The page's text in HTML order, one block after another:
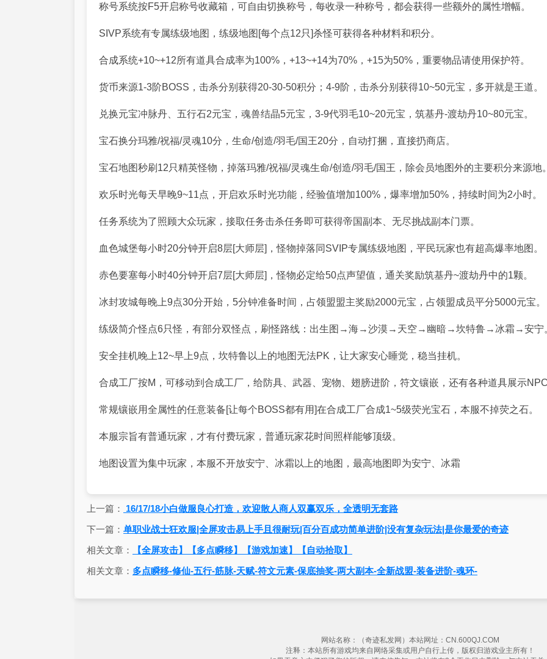
称号系统按F5开启称号收藏箱，可自由切换称号，每收录一种称号，都会获得一些额外的属性增幅。
SIVP系统有专属练级地图，练级地图[每个点12只]杀怪可获得各种材料和积分。
合成系统+10~+12所有道具合成率为100%，+13~+14为70%，+15为50%，重要物品请使用保护符。
货币来源1-3阶BOSS，击杀分别获得20-30-50积分；4-9阶，击杀分别获得10~50元宝，多开就是王道。
兑换元宝冲脉丹、五行石2元宝，魂兽结晶5元宝，3-9代羽毛10~20元宝，筑基丹-渡劫丹10~80元宝。
宝石换分玛雅/祝福/灵魂10分，生命/创造/羽毛/国王20分，自动打捆，直接扔商店。
宝石地图秒刷12只精英怪物，掉落玛雅/祝福/灵魂生命/创造/羽毛/国王，除会员地图外的主要积分来源地。
欢乐时光每天早晚9~11点，开启欢乐时光功能，经验值增加100%，爆率增加50%，持续时间为2小时。
任务系统为了照顾大众玩家，接取任务击杀任务即可获得帝国副本、无尽挑战副本门票。
血色城堡每小时20分钟开启8层[大师层]，怪物掉落同SVIP专属练级地图，平民玩家也有超高爆率地图。
赤色要塞每小时40分钟开启7层[大师层]，怪物必定给50点声望值，通关奖励筑基丹~渡劫丹中的1颗。
冰封攻城每晚上9点30分开始，5分钟准备时间，占领盟盟主奖励2000元宝，占领盟成员平分5000元宝。
练级简介怪点6只怪，有部分双怪点，刷怪路线：出生图→海→沙漠→天空→幽暗→坎特鲁→冰霜→安宁
安全挂机晚上12~早上9点，坎特鲁以上的地图无法PK，让大家安心睡觉，稳当挂机。
合成工厂按M，可移动到合成工厂，给防具、武器、宠物、翅膀进阶，符文镶嵌，还有各种道具展示NPC
常规镶嵌用全属性的任意装备[让每个BOSS都有用]在合成工厂合成1~5级荧光宝石，本服不掉荧之石。
本服宗旨有普通玩家，才有付费玩家，普通玩家花时间照样能够顶级。
地图设置为集中玩家，本服不开放安宁、冰霜以上的地图，最高地图即为安宁、冰霜
上一篇：
16/17/18小白做服良心打造，欢迎散人商人双赢双乐，全透明无套路
下一篇： 单职业战士狂欢服|全屏攻击易上手且很耐玩|百分百成功简单进阶|没有复杂玩法|是你最爱的奇迹
相关文章：
【全屏攻击】【多点瞬移】【游戏加速】【自动拾取】
相关文章： 多点瞬移-修仙-五行-筋脉-天赋-符文元素-保底抽奖-两大副本-全新战盟-装备进阶-魂环-
网站名称：（奇迹私发网）本站网址：CN.600QJ.COM
注释：本站所有游戏均来自网络采集或用户自行上传，版权归游戏业主所有！